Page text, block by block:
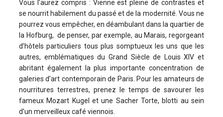
Vous l’aurez compris : Vienne est pleine de contrastes et
se nourrit habilement du passé et de la modernité. Vous ne
pourrez vous empêcher, en déambulant dans la quartier de
la Hofburg, de penser, par exemple, au Marais, regorgeant
d’hôtels particuliers tous plus somptueux les uns que les
autres, emblématiques du Grand Siècle de Louis XIV et
abritant également la plus importante concentration de
galeries d’art contemporain de Paris. Pour les amateurs de
nourritures terrestres, prenez le temps de savourer les
fameux Mozart Kugel et une Sacher Torte, blotti au sein
d’un merveilleux café viennois.